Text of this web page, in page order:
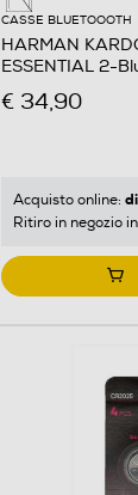
CASSE BLUETOOOTH
HARMAN
ESSENTIAL 2-
€ 34,90
Acquisto online:
Ritiro in negozio